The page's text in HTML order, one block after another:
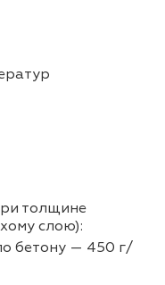
толщине
слою):
бетону — 450 г/